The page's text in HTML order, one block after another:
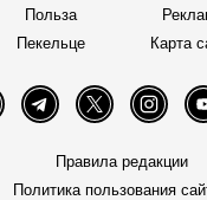
Польза
Пекельце
Карта
FacebookTelegramTwitter
Правила редакции
Политика пользования